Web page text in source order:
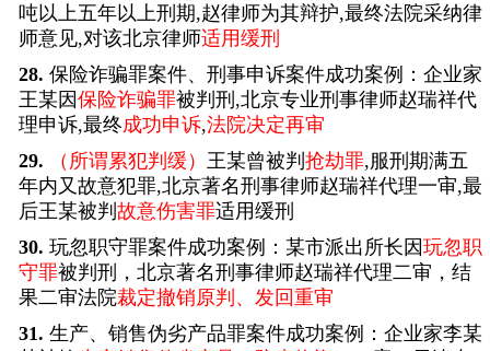
吨以上五年以上刑期,赵律师为其辩护,最终法院采纳律
师意见,对该北京律师适用缓刑
28. 保险诈骗罪案件、刑事申诉案件成功案例：企业家
王某因保险诈骗罪被判刑,北京专业刑事律师赵瑞祥代
理申诉,最终成功申诉,法院决定再审
29.
（所谓累犯判缓） 王某曾被判 抢劫罪,服刑期满五
年内又故意犯罪,北京著名刑事律师赵瑞祥代理一审,最
后王某被判 故意伤害罪适用缓刑
30. 玩忽职守罪案件成功案例：某市派出所长因玩忽职
守罪被判刑，北京著名刑事律师赵瑞祥代理二审，结
果二审法院裁定撤销原判、发回重审
31. 生产、销售伪劣产品罪案件成功案例：企业家李某